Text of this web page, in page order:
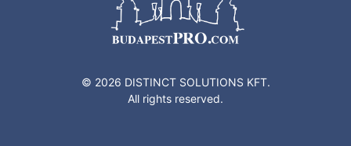
© 2026 DISTINCT SOLUTIONS KFT.
All rights reserved.